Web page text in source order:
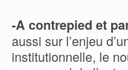
-A contrepied et
aussi sur l’enjeu
institutionnelle, le